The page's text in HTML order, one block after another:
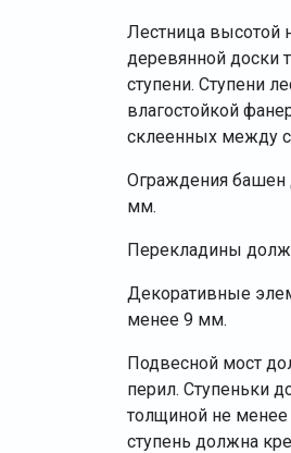
Лестница высотой
деревянной доски
ступени. Ступени
влагостойкой
склеенных между
Ограждения башен
мм.
Перекладины
Декоративные
менее 9 мм.
Подвесной мост
перил. Ступеньки
толщиной не
ступень должна